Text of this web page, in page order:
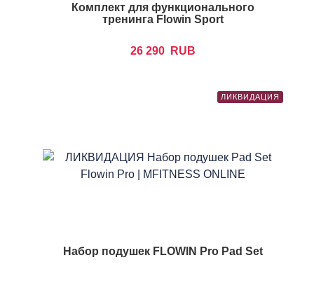
Комплект для функционального
тренинга Flowin Sport
26 290 RUB
ЛИКВИДАЦИЯ
Набор подушек FLOWIN Pro Pad Set